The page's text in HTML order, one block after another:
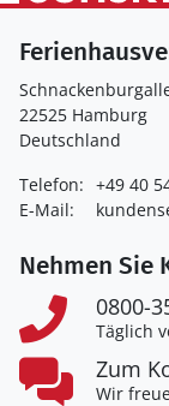
22525 Hamburg
Deutschland
Telefon: +49 40
E-Mail:
Nehmen Sie
0800-
Täglich
Zum
Wir